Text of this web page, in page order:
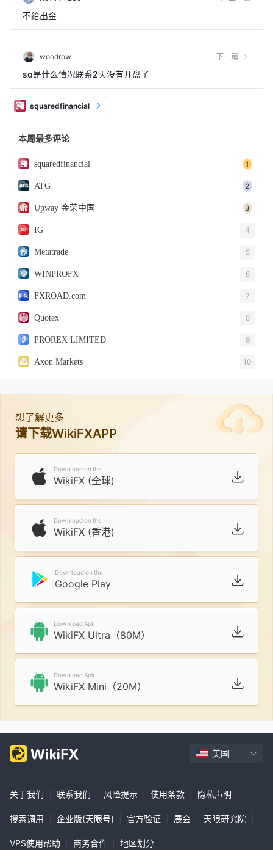
不给出金
woodrow 下一篇
sq是什么情况联系2天没有开盘了
squaredfinancial
本周最多评论
squaredfinancial
ATG
Upway 金荣中国
IG 4
Metatrade 5
WINPROFX 6
FXROAD.com 7
Quotex 8
PROREX LIMITED 9
Axon Markets 10
想了解更多
请下载WikiFXAPP
Download on the
WikiFX (全球)
Download on the
WikiFX (香港)
Download on the
Google Play
Download Apk
WikiFX Ultra（80M）
Download Apk
WikiFX Mini（20M）
美国
关于我们 联系我们 风险提示 使用条款 隐私声明
搜索调用 企业版(天眼号) 官方验证 展会 天眼研究院
VPS使用帮助 商务合作 地区划分